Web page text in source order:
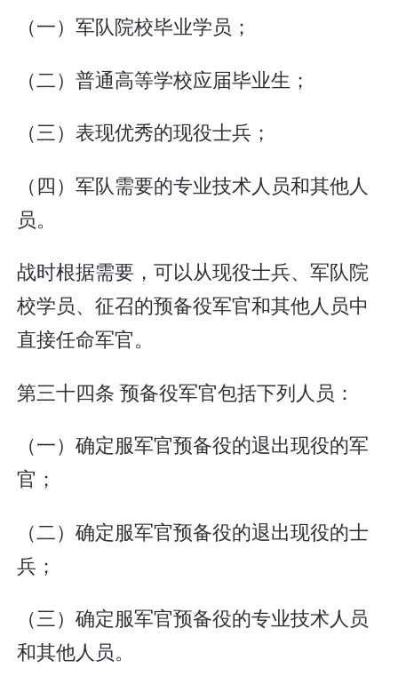
（一）军队院校毕业学员；
（二）普通高等学校应届毕业生；
（三）表现优秀的现役士兵；
（四）军队需要的专业技术人员和其他人
员。
战时根据需要，可以从现役士兵、军队院
校学员、征召的预备役军官和其他人员中
直接任命军官。
第三十四条 预备役军官包括下列人员：
（一）确定服军官预备役的退出现役的军
官；
（二）确定服军官预备役的退出现役的士
兵；
（三）确定服军官预备役的专业技术人员
和其他人员。